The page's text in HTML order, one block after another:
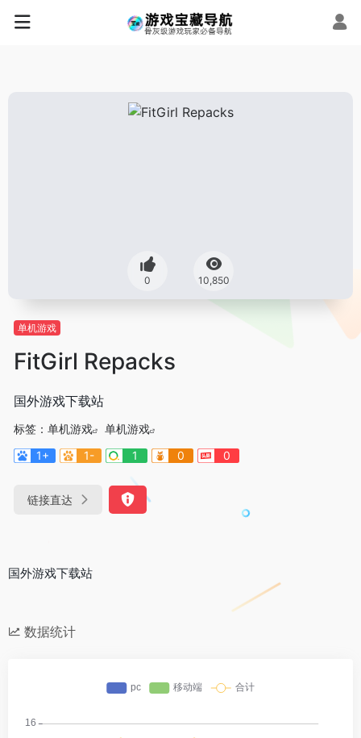
0 10,850
单机游戏
FitGirl Repacks
国外游戏下载站
标签： 单机游戏
单机游戏
1+
1- 1 0 0
链接直达
国外游戏下载站
数据统计